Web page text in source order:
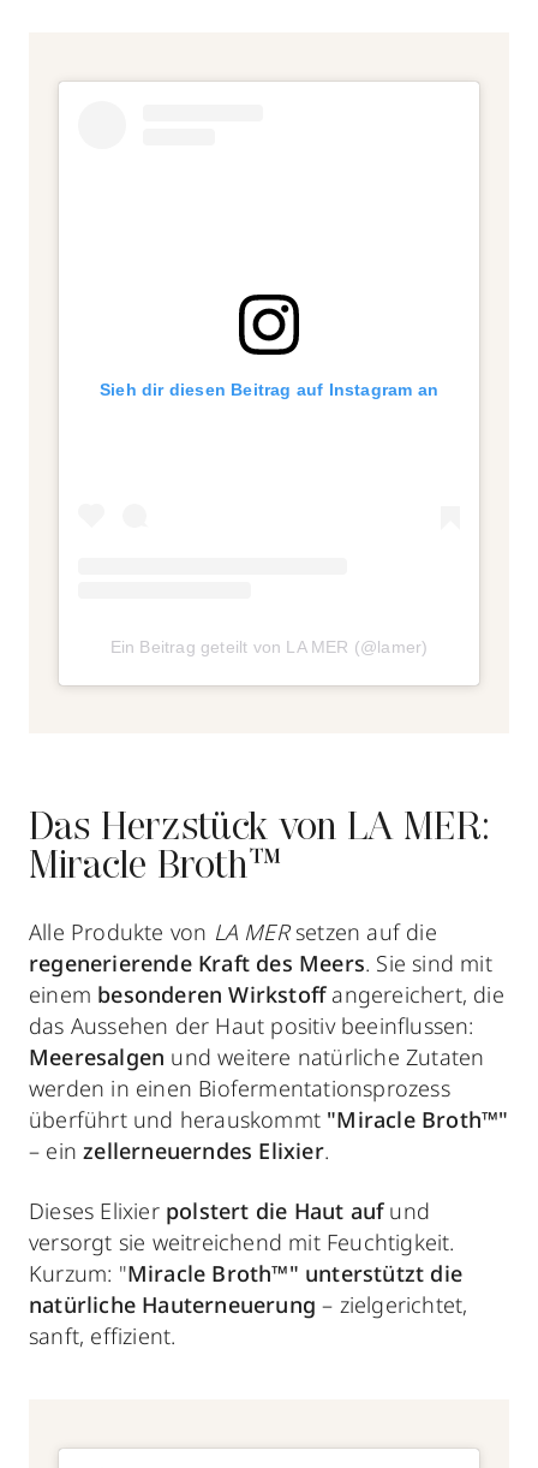
Sieh dir diesen Beitrag auf Instagram an
Ein Beitrag geteilt von LA MER (@lamer)
Das Herzstück von LA MER:
Miracle Broth™
Alle Produkte von LA MERsetzen auf die
regenerierende Kraft des Meers. Sie sind mit
einem besonderen Wirkstoffangereichert, die
das Aussehen der Haut positiv beeinflussen:
Meeresalgen und weitere natürliche Zutaten
werden in einen Biofermentationsprozess
überführt und herauskommt "Miracle Broth™"
– einzellerneuerndes Elixier.
Dieses Elixier polstert die Haut aufund
versorgt sie weitreichend mit Feuchtigkeit.
Kurzum: "Miracle Broth™" unterstützt die
natürliche Hauterneuerung– zielgerichtet,
sanft, effizient.